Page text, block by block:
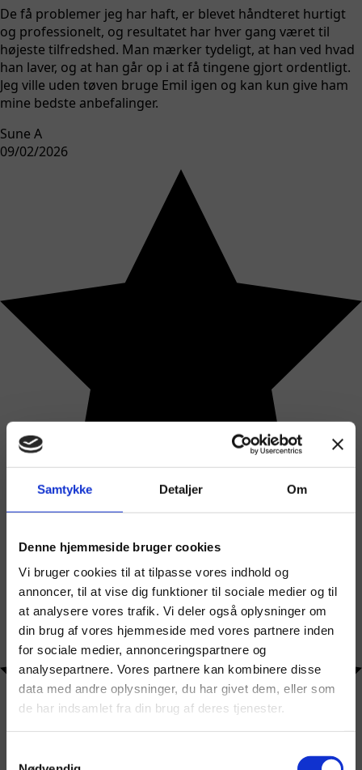
Samtykke Detaljer Om
Denne hjemmeside bruger cookies
Vi bruger cookies til at tilpasse vores indhold og
annoncer, til at vise dig funktioner til sociale medier og til
at analysere vores trafik. Vi deler også oplysninger om
din brug af vores hjemmeside med vores partnere inden
for sociale medier, annonceringspartnere og
analysepartnere. Vores partnere kan kombinere disse
data med andre oplysninger, du har givet dem, eller som
de har indsamlet fra din brug af deres tjenester.
De få problemer jeg har haft, er blevet håndteret hurtigt
og professionelt, og resultatet har hver gang været til
højeste tilfredshed. Man mærker tydeligt, at han ved hvad
han laver, og at han går op i at få tingene gjort ordentligt.
Jeg ville uden tøven bruge Emil igen og kan kun give ham
mine bedste anbefalinger.
Sune A
09/02/2026